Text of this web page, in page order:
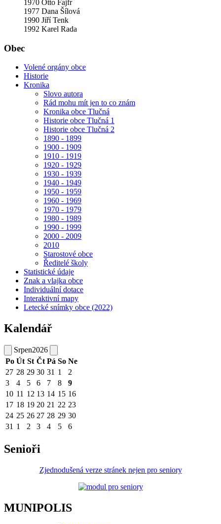
1970 Otto Fajfr
1977 Dana Šílová
1990 Jiří Tenk
1992 Karel Rada
Obec
Volené orgány obce
Historie
Kronika
Slovo autora
Rád mohu mít jen to co znám
Kronika obce Tlučná
Historie obce Tlučná 1
Historie obce Tlučná 2
1890 - 1899
1900 - 1909
1910 - 1919
1920 - 1929
1930 - 1939
1940 - 1949
1950 - 1959
1960 - 1969
1970 - 1979
1980 - 1989
1990 - 1999
2000 - 2009
2010
Starostové obce
Ředitelé školy
Statistické údaje
Znak a vlajka obce
Individuální dotace
Interaktivní mapy
Letecké snímky obce (2022)
Kalendář
Srpen2026
Po Út St Čt Pá So Ne
27 28 29 30 31 1
2
3
4 5 6 7 8
9
10 11 12 13 14 15 16
17 18 19 20 21 22 23
24 25 26 27 28 29 30
31 1 2 3 4 5 6
Senioři
Zjednodušená verze stránek nejen pro seniory
MUNIPOLIS